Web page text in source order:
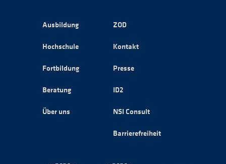
Ausbildung
Hochschule
Fortbildung
Beratung
Über uns
ZOD
Kontakt
Presse
ID2
NSI Consult
Barrierefreiheit